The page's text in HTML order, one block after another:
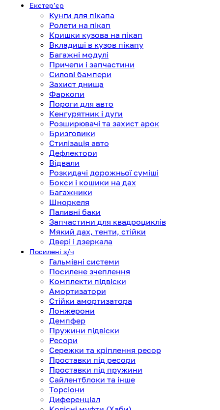
Екстерʼєр
Кунги для пікапа
Ролети на пікап
Кришки кузова на пікап
Вкладиші в кузов пікапу
Багажні модулі
Причепи і запчастини
Силові бампери
Захист днища
Фаркопи
Пороги для авто
Кенгурятник і дуги
Розширювачі та захист арок
Бризговики
Стилізація авто
Дефлектори
Відвали
Розкидачі дорожньої суміші
Бокси і кошики на дах
Багажники
Шноркеля
Паливні баки
Запчастини для квадроциклів
Мякий дах, тенти, стійки
Двері і дзеркала
Посилені з/ч
Гальмівні системи
Посилене зчеплення
Комплекти підвіски
Амортизатори
Стійки амортизатора
Лонжерони
Демпфер
Пружини підвіски
Ресори
Сережки та кріплення ресор
Проставки під ресори
Проставки під пружини
Сайлентблоки та інше
Торсіони
Диференціал